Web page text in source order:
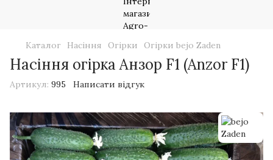
Каталог Насіння Огірки Огірки bejo Zaden
Насіння огірка Анзор F1 (Anzor F1)
Артикул: 995 Написати відгук